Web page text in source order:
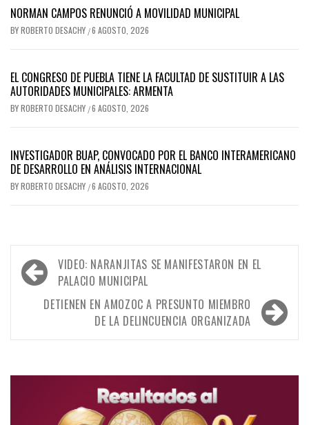
NORMAN CAMPOS RENUNCIÓ A MOVILIDAD MUNICIPAL
BYROBERTO DESACHY /6 AGOSTO, 2026
EL CONGRESO DE PUEBLA TIENE LA FACULTAD DE SUSTITUIR A LAS
AUTORIDADES MUNICIPALES: ARMENTA
BYROBERTO DESACHY /6 AGOSTO, 2026
INVESTIGADOR BUAP, CONVOCADO POR EL BANCO INTERAMERICANO
DE DESARROLLO EN ANÁLISIS INTERNACIONAL
BYROBERTO DESACHY /6 AGOSTO, 2026
Navegación
de
entradas
VIDEO: NARANJITAS SE MANIFESTARON EN EL
PALACIO MUNICIPAL
DETIENEN EN AMOZOC A PRESUNTO MIEMBRO
DE LA DELINCUENCIA ORGANIZADA